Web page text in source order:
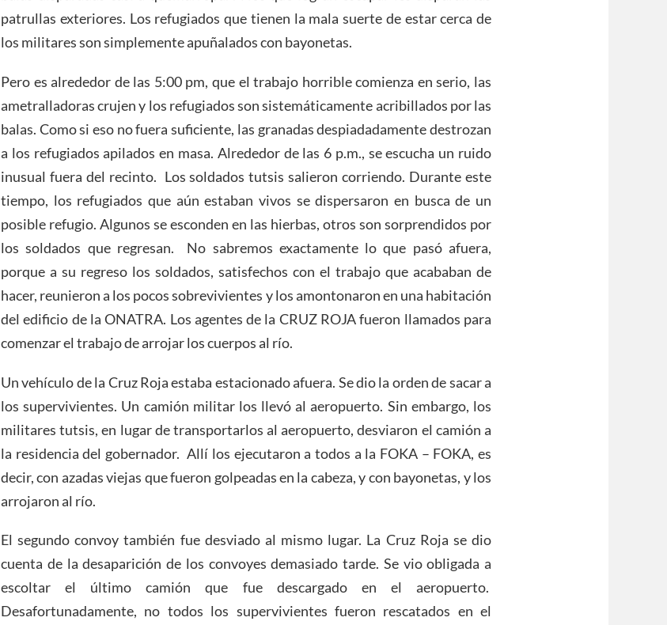
patrullas exteriores. Los refugiados que tienen la mala suerte de estar cerca de
los militares son simplemente apuñalados con bayonetas.
Pero es alrededor de las 5:00 pm, que el trabajo horrible comienza en serio, las
ametralladoras crujen y los refugiados son sistemáticamente acribillados por las
balas. Como si eso no fuera suficiente, las granadas despiadadamente destrozan
a los refugiados apilados en masa. Alrededor de las 6 p.m., se escucha un ruido
inusual fuera del recinto. Los soldados tutsis salieron corriendo. Durante este
tiempo, los refugiados que aún estaban vivos se dispersaron en busca de un
posible refugio. Algunos se esconden en las hierbas, otros son sorprendidos por
los soldados que regresan. No sabremos exactamente lo que pasó afuera,
porque a su regreso los soldados, satisfechos con el trabajo que acababan de
hacer, reunieron a los pocos sobrevivientes y los amontonaron en una habitación
del edificio de la ONATRA. Los agentes de la CRUZ ROJA fueron llamados para
comenzar el trabajo de arrojar los cuerpos al río.
Un vehículo de la Cruz Roja estaba estacionado afuera. Se dio la orden de sacar a
los supervivientes. Un camión militar los llevó al aeropuerto. Sin embargo, los
militares tutsis, en lugar de transportarlos al aeropuerto, desviaron el camión a
la residencia del gobernador. Allí los ejecutaron a todos a la FOKA – FOKA, es
decir, con azadas viejas que fueron golpeadas en la cabeza, y con bayonetas, y los
arrojaron al río.
El segundo convoy también fue desviado al mismo lugar. La Cruz Roja se dio
cuenta de la desaparición de los convoyes demasiado tarde. Se vio obligada a
escoltar el último camión que fue descargado en el aeropuerto.
Desafortunadamente, no todos los supervivientes fueron rescatados en el